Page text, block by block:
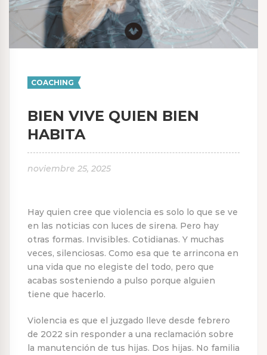
COACHING
BIEN VIVE QUIEN BIEN
HABITA
noviembre 25, 2025
Hay quien cree que violencia es solo lo que se ve
en las noticias con luces de sirena. Pero hay
otras formas. Invisibles. Cotidianas. Y muchas
veces, silenciosas. Como esa que te arrincona en
una vida que no elegiste del todo, pero que
acabas sosteniendo a pulso porque alguien
tiene que hacerlo.
Violencia es que el juzgado lleve desde febrero
de 2022 sin responder a una reclamación sobre
la manutención de tus hijas. Dos hijas. No familia